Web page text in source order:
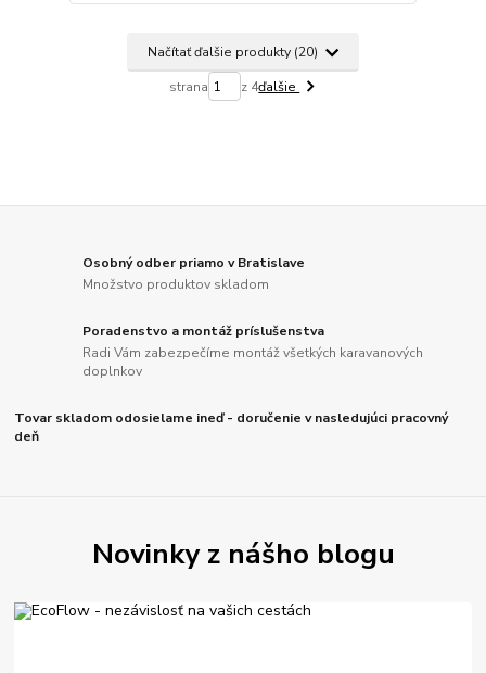
Načítať ďalšie produkty (20)
strana z 4ďalšie
Osobný odber priamo v Bratislave
Množstvo produktov skladom
Poradenstvo a montáž príslušenstva
Radi Vám zabezpečíme montáž všetkých karavanových
doplnkov
Tovar skladom odosielame ineď - doručenie v nasledujúci pracovný
deň
Novinky z nášho blogu